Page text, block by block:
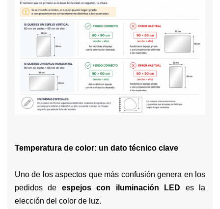
Temperatura de color: un dato técnico clave
Uno de los aspectos que más confusión genera en los
pedidos de espejos con iluminación LED es la
elección del color de luz.